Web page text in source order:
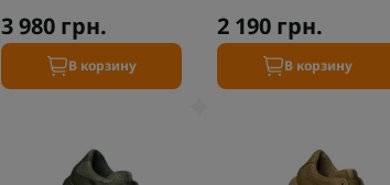
3 980 грн.
В корзину
2 190 грн.
В корзину